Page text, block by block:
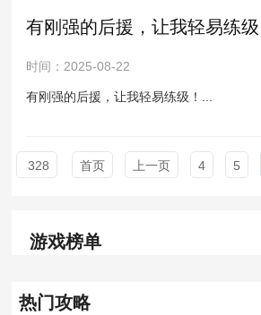
有刚强的后援，让我轻易练级
时间：2025-08-22
有刚强的后援，让我轻易练级！...
328 首页 上一页 4 5
游戏榜单
热门攻略